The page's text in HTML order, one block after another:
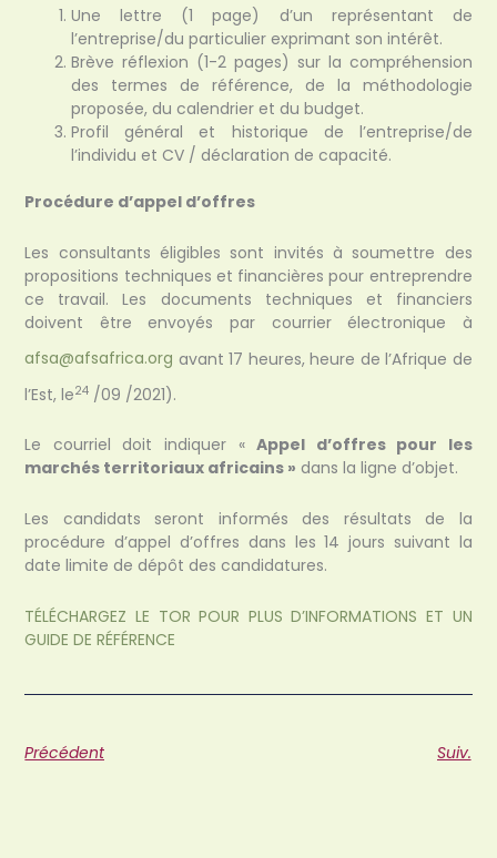
Une lettre (1 page) d’un représentant de
l’entreprise/du particulier exprimant son intérêt.
Brève réflexion (1-2 pages) sur la compréhension
des termes de référence, de la méthodologie
proposée, du calendrier et du budget.
Profil général et historique de l’entreprise/de
l’individu et CV / déclaration de capacité.
Procédure d’appel d’offres
Les consultants éligibles sont invités à soumettre des
propositions techniques et financières pour entreprendre
ce travail. Les documents techniques et financiers
doivent être envoyés par courrier électronique à
afsa@afsafrica.org avant 17 heures, heure de l’Afrique de
l’Est, le24 /09 /2021).
Le courriel doit indiquer «Appel d’offres pour les
marchés territoriaux africains » dans la ligne d’objet.
Les candidats seront informés des résultats de la
procédure d’appel d’offres dans les 14 jours suivant la
date limite de dépôt des candidatures.
TÉLÉCHARGEZ LE TOR POUR PLUS D’INFORMATIONS ET UN
GUIDE DE RÉFÉRENCE
Précédent Suiv.